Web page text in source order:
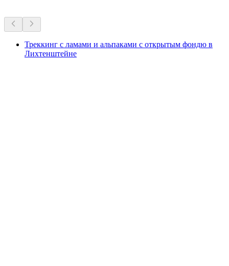
Треккинг с ламами и альпаками с открытым фондю в
Лихтенштейне